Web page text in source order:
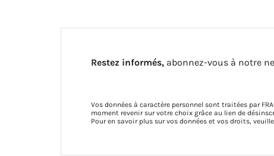
Restez informés, abonnez-vous à notre
Vos données à caractère personnel sont traitées par
moment revenir sur votre choix grâce au lien de
Pour en savoir plus sur vos données et vos droits,